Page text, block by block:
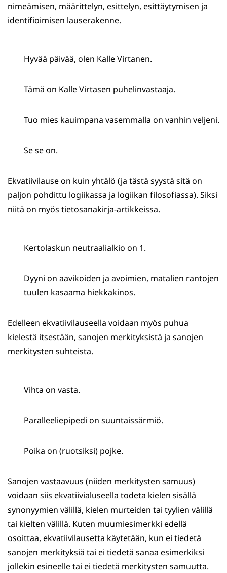
nimeämisen, määrittelyn, esittelyn, esittäytymisen ja
identifioimisen lauserakenne.
Hyvää päivää, olen Kalle Virtanen.
Tämä on Kalle Virtasen puhelinvastaaja.
Tuo mies kauimpana vasemmalla on vanhin veljeni.
Se se on.
Ekvatiivilause on kuin yhtälö (ja tästä syystä sitä on
paljon pohdittu logiikassa ja logiikan filosofiassa). Siksi
niitä on myös tietosanakirja-artikkeissa.
Kertolaskun neutraalialkio on 1.
Dyyni on aavikoiden ja avoimien, matalien rantojen
tuulen kasaama hiekkakinos.
Edelleen ekvatiivilauseella voidaan myös puhua
kielestä itsestään, sanojen merkityksistä ja sanojen
merkitysten suhteista.
Vihta on vasta.
Paralleeliepipedi on suuntaissärmiö.
Poika on (ruotsiksi) pojke.
Sanojen vastaavuus (niiden merkitysten samuus)
voidaan siis ekvatiivialuseella todeta kielen sisällä
synonyymien välillä, kielen murteiden tai tyylien välillä
tai kielten välillä. Kuten muumiesimerkki edellä
osoittaa, ekvatiivilausetta käytetään, kun ei tiedetä
sanojen merkityksiä tai ei tiedetä sanaa esimerkiksi
jollekin esineelle tai ei tiedetä merkitysten samuutta.